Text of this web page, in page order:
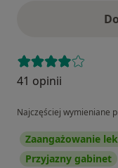
41 opinii
Najczęściej wymieniane
Zaangażowanie
Przyjazny gabinet